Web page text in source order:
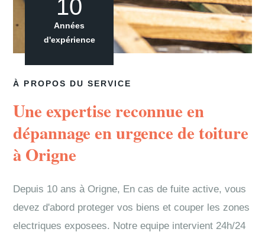
À PROPOS DU SERVICE
Une expertise reconnue en
dépannage en urgence de toiture
à Origne
Depuis 10 ans à Origne, En cas de fuite active, vous
devez d'abord proteger vos biens et couper les zones
electriques exposees. Notre equipe intervient 24h/24
10
Années
d'expérience